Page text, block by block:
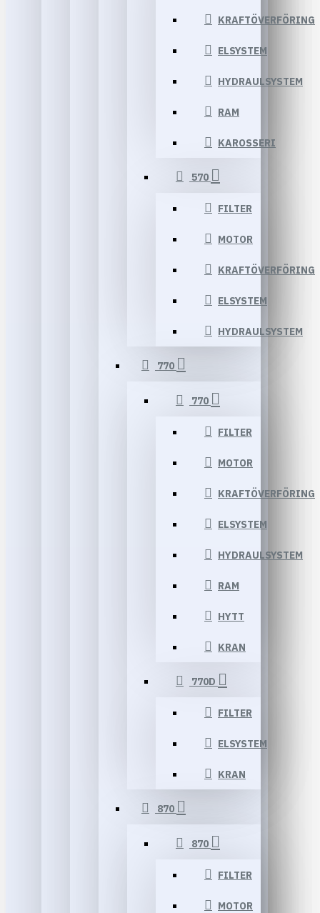
KRAFTÖVERFÖRING
ELSYSTEM
HYDRAULSYSTEM
RAM
KAROSSERI
570
FILTER
MOTOR
KRAFTÖVERFÖRING
ELSYSTEM
HYDRAULSYSTEM
770
770
FILTER
MOTOR
KRAFTÖVERFÖRING
ELSYSTEM
HYDRAULSYSTEM
RAM
HYTT
KRAN
770D
FILTER
ELSYSTEM
KRAN
870
870
FILTER
MOTOR